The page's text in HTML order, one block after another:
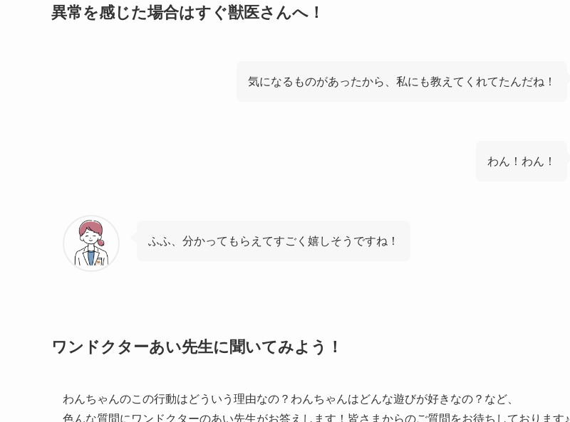
異常を感じた場合はすぐ獣医さんへ！
気になるものがあったから、私にも教えてくれてたんだね！
わん！わん！
ふふ、分かってもらえてすごく嬉しそうですね！
ワンドクターあい先生に聞いてみよう！
わんちゃんのこの行動はどういう理由なの？わんちゃんはどんな遊びが好きなの？など、
色んな質問にワンドクターのあい先生がお答えします！皆さまからのご質問をお待ちしております♪